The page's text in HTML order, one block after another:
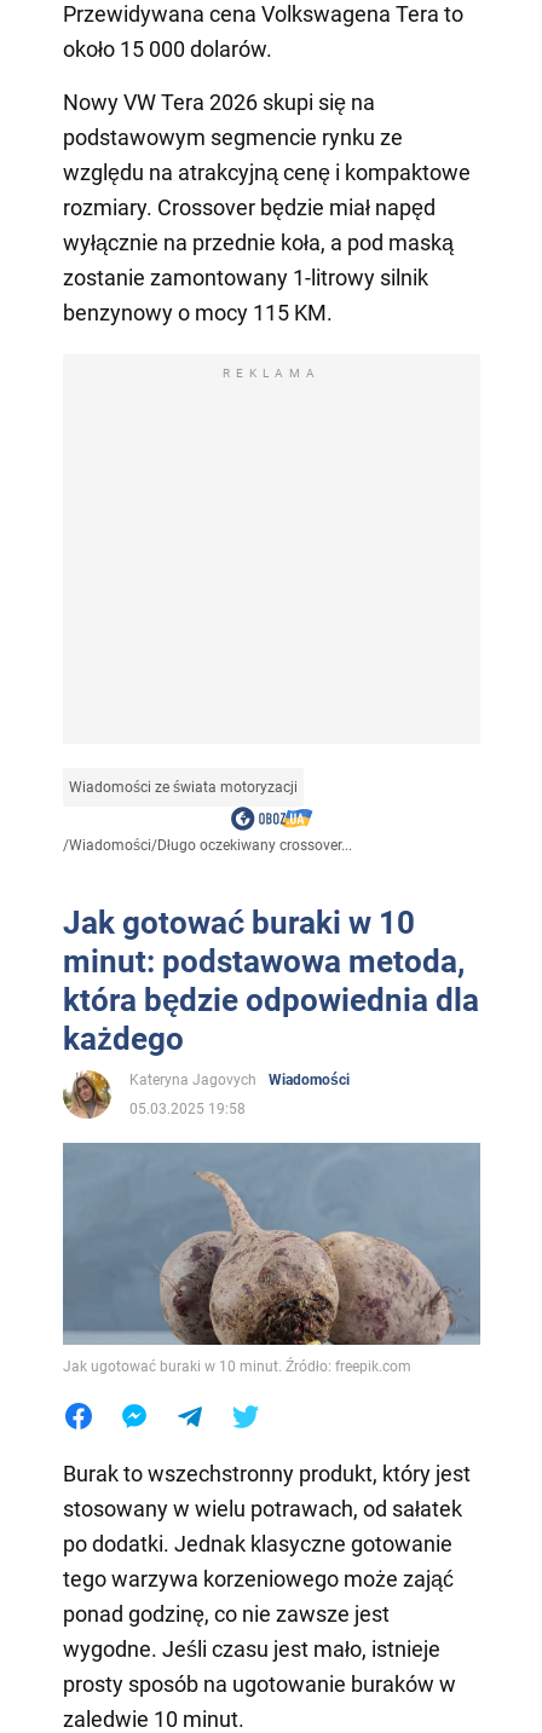
Przewidywana cena Volkswagena Tera to
około 15 000 dolarów.
Nowy VW Tera 2026 skupi się na
podstawowym segmencie rynku ze
względu na atrakcyjną cenę i kompaktowe
rozmiary. Crossover będzie miał napęd
wyłącznie na przednie koła, a pod maską
zostanie zamontowany 1-litrowy silnik
benzynowy o mocy 115 KM.
REKLAMA
Wiadomości ze świata motoryzacji
/Wiadomości/Długo oczekiwany crossover...
Jak gotować buraki w 10
minut: podstawowa metoda,
która będzie odpowiednia dla
każdego
Kateryna Jagovych
Wiadomości
05.03.2025 19:58
Jak ugotować buraki w 10 minut. Źródło: freepik.com
Burak to wszechstronny produkt, który jest
stosowany w wielu potrawach, od sałatek
po dodatki. Jednak klasyczne gotowanie
tego warzywa korzeniowego może zająć
ponad godzinę, co nie zawsze jest
wygodne. Jeśli czasu jest mało, istnieje
prosty sposób na ugotowanie buraków w
zaledwie 10 minut.